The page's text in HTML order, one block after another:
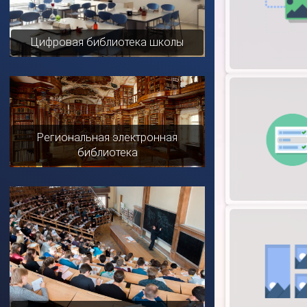
Цифровая библиотека школы
Региональная электронная
библиотека